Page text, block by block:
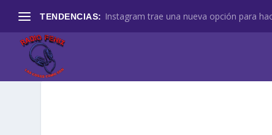
TENDENCIAS: Instagram trae una nueva opción para